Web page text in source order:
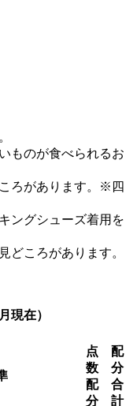
ものが食べられるお
ろがあります。※四
ングシューズ着用を
どころがあります。
現在）
点
数
配
分
配
分
合
計